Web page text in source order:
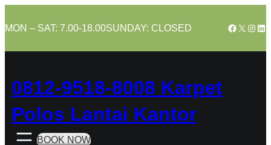
to
MON – SAT: 7.00-18.00SUNDAY: CLOSED Facebook
X
0812-9518-8008 Karpet
Polos Lantai Kantor
BOOK NOW